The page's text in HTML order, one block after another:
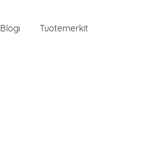
Blogi Tuotemerkit